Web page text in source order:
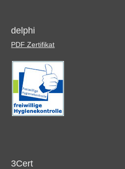
delphi
PDF Zertifikat
3Cert